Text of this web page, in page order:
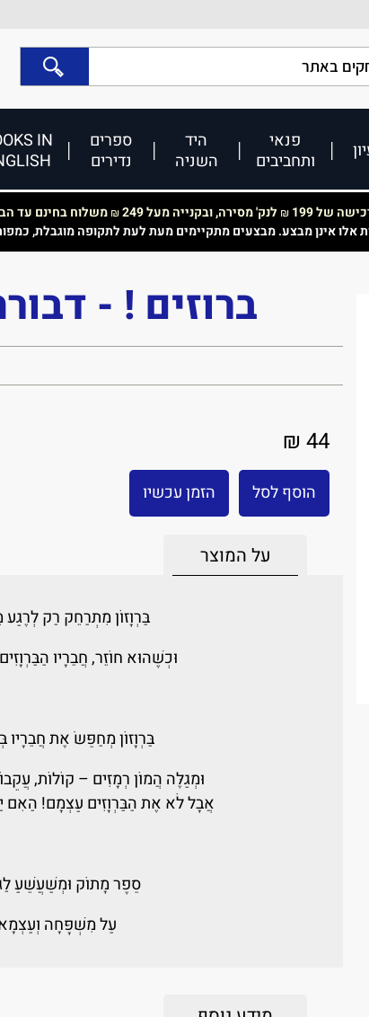
פנאי
ותחביבים
היד
השניה
ספרים
נדירים
IN
של 199 ₪ לנק' מסירה, ובקנייה מעל 249 ₪משלוח בחינם עד
אלו אינן מבצע. מבצעים מתקיימים מעת לעת לתקופה מוגבלת,
ברוזים ! -
44 ₪
הוסף לסל הזמן עכשיו
על המוצר
בַּרְוָזוֹן מִתְרַחֵק רַק
וּכְשֶׁהוּא חוֹזֵר, חֲבֵרָיו
בַּרְוָזוֹן מְחַפֵּשׂ אֶת חֲבֵרָיו
וּמְגַלֶּה הֲמוֹן רְמָזִים – קוֹלוֹת,
אֲבָל לֹא אֶת הַבַּרְוָזִים עַצְמָם! הַאִם
סֵפֶר מָתוֹק וּמְשַׁעֲשֵׁעַ
עַל מִשְׁפָּחָה